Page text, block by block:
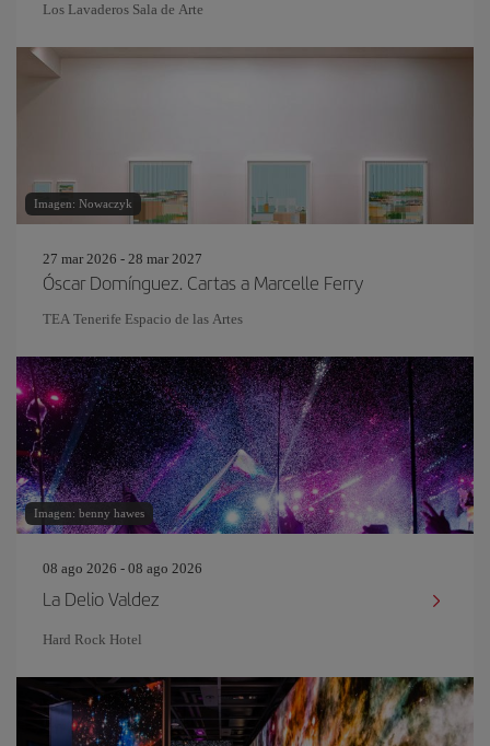
Los Lavaderos Sala de Arte
Imagen: Nowaczyk
27 mar 2026 - 28 mar 2027
Óscar Domínguez. Cartas a Marcelle Ferry
TEA Tenerife Espacio de las Artes
Imagen: benny hawes
08 ago 2026 - 08 ago 2026
La Delio Valdez
Hard Rock Hotel